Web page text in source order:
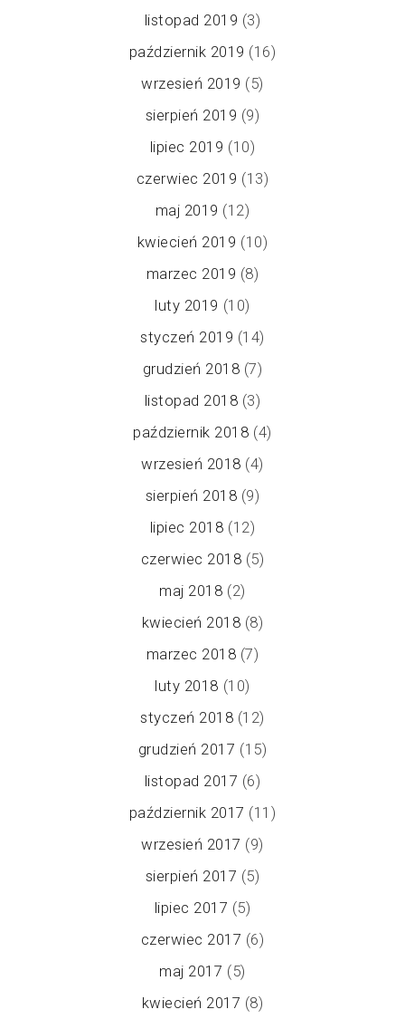
listopad 2019 (3)
październik 2019 (16)
wrzesień 2019 (5)
sierpień 2019 (9)
lipiec 2019 (10)
czerwiec 2019 (13)
maj 2019 (12)
kwiecień 2019 (10)
marzec 2019 (8)
luty 2019 (10)
styczeń 2019 (14)
grudzień 2018 (7)
listopad 2018 (3)
październik 2018 (4)
wrzesień 2018 (4)
sierpień 2018 (9)
lipiec 2018 (12)
czerwiec 2018 (5)
maj 2018 (2)
kwiecień 2018 (8)
marzec 2018 (7)
luty 2018 (10)
styczeń 2018 (12)
grudzień 2017 (15)
listopad 2017 (6)
październik 2017 (11)
wrzesień 2017 (9)
sierpień 2017 (5)
lipiec 2017 (5)
czerwiec 2017 (6)
maj 2017 (5)
kwiecień 2017 (8)